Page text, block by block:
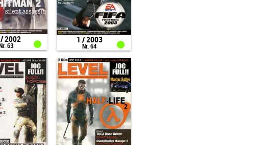
2002
Nr. 63
1 / 2003
Nr. 64